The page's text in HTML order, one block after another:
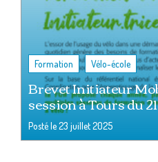
Formation , Vélo-école
Brevet Initiateur
session à Tours du
Posté le23 juillet 2025